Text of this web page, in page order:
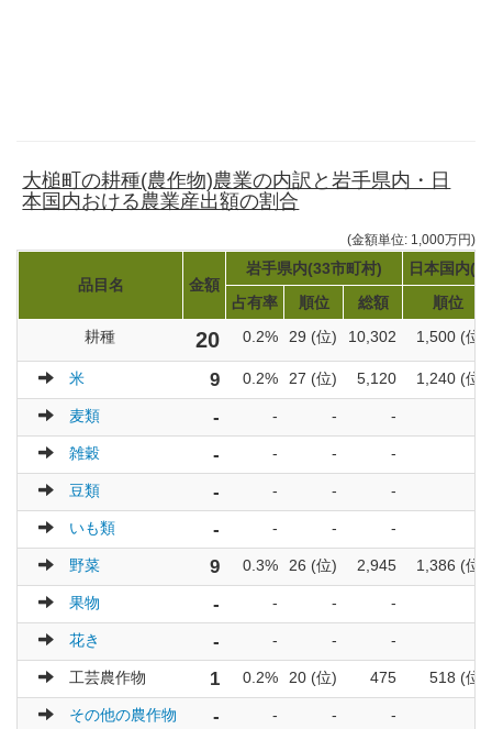
大槌町の耕種(農作物)農業の内訳と岩手県内・日
本国内おける農業産出額の割合
(金額単位: 1,000万円)
品目名 金額
岩手県内(33市町村)
日本国内
占有率
順位 総額
順位
耕種
20 0.2% 29 (位) 10,302 1,500 (位)
米 9 0.2% 27 (位) 5,120 1,240 (位)
麦類 - - - -
雑穀 - - - -
豆類 - - - -
いも類 - - - -
野菜 9 0.3% 26 (位) 2,945 1,386 (位)
果物 - - - -
花き - - - -
工芸農作物 1 0.2% 20 (位) 475 518 (位)
その他の農作物 - - - -